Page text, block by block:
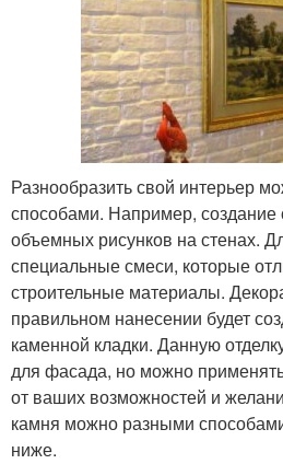
Разнообразить свой интерьер
способами. Например, создание
объемных рисунков на стенах.
специальные смеси, которые
строительные материалы.
правильном нанесении будет
каменной кладки. Данную
для фасада, но можно
от ваших возможностей и
камня можно разными
ниже.